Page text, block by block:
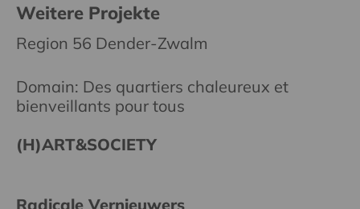
Weitere Projekte
Region 56 Dender-Zwalm
Domain: Des quartiers chaleureux et
bienveillants pour tous
(H)ART&SOCIETY
Radicale Vernieuwers